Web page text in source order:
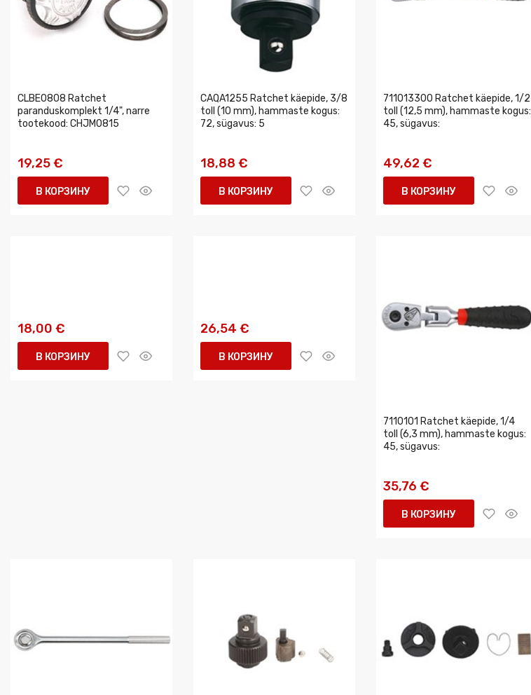
CLBE0808 Ratchet
paranduskomplekt 1/4", narre
tootekood: CHJM0815
19,25 €
В КОРЗИНУ
CAQA1255 Ratchet käepide, 3/8
toll (10 mm), hammaste kogus:
72, sügavus: 5
18,88 €
В КОРЗИНУ
711013300 Ratchet käepide, 1/2
toll (12,5 mm), hammaste kogus:
45, sügavus:
49,62 €
В КОРЗИНУ
18,00 €
В КОРЗИНУ
26,54 €
В КОРЗИНУ
7110101 Ratchet käepide, 1/4
toll (6,3 mm), hammaste kogus:
45, sügavus:
35,76 €
В КОРЗИНУ